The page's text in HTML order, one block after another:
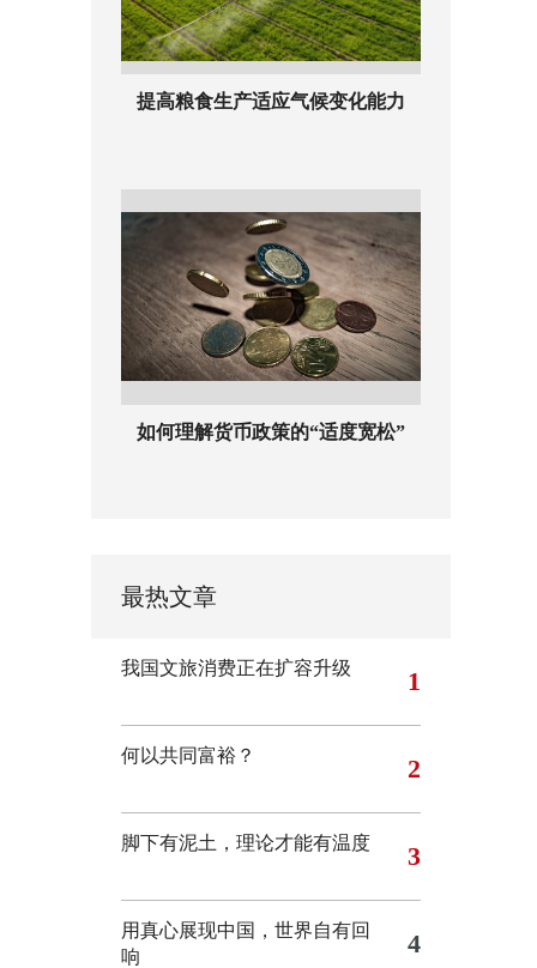
提高粮食生产适应气候变化能力
如何理解货币政策的“适度宽松”
最热文章
我国文旅消费正在扩容升级 1
何以共同富裕？ 2
脚下有泥土，理论才能有温度 3
用真心展现中国，世界自有回
响
4